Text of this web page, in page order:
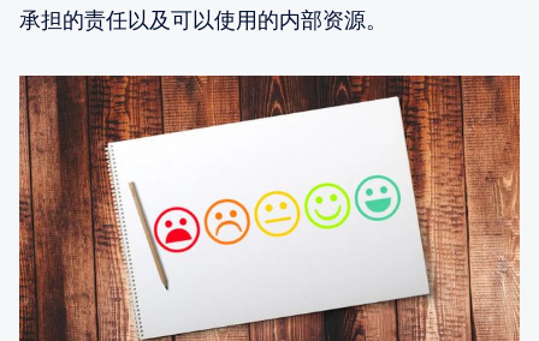
承担的责任以及可以使用的内部资源。